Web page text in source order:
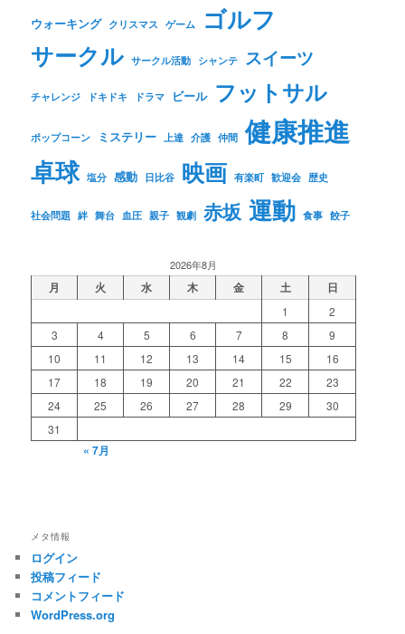
ウォーキング クリスマス ゲーム ゴルフ
サークル サークル活動 シャンテ スイーツ
チャレンジ ドキドキ ドラマ ビール フットサル
ポップコーン ミステリー 上達 介護 仲間 健康推進
卓球 塩分 感動 日比谷 映画 有楽町 歓迎会 歴史
社会問題 絆 舞台 血圧 親子 観劇 赤坂 運動 食事 餃子
2026年8月
月 火 水 木 金 土 日
1
2
3
4 5 6 7 8
9
10
11 12 13 14 15
16
17
18 19 20 21 22
23
24
25 26 27 28 29
30
31
« 7月
メタ情報
ログイン
投稿フィード
コメントフィード
WordPress.org